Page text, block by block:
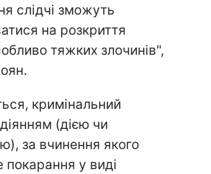
слідчі зможуть
на розкриття
тяжких злочинів",
кримінальний
(дією чи
за вчинення якого
у виді